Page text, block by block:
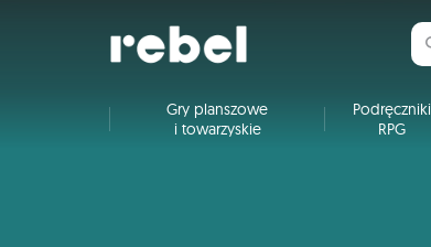
Gry planszowe
i towarzyskie
Podręczniki
RPG